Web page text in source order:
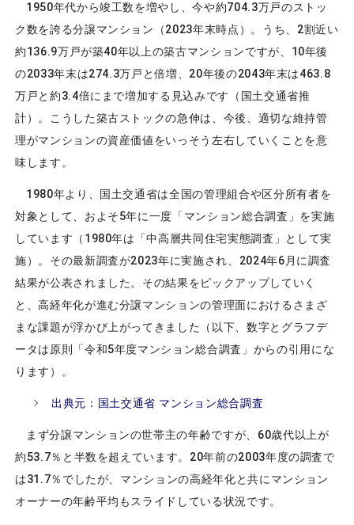
1950年代から竣工数を増やし、今や約704.3万戸のストッ
ク数を誇る分譲マンション（2023年末時点）。うち、2割近い
約136.9万戸が築40年以上の築古マンションですが、10年後
の2033年末は274.3万戸と倍増、20年後の2043年末は463.8
万戸と約3.4倍にまで増加する見込みです（国土交通省推
計）。こうした築古ストックの急伸は、今後、適切な維持管
理がマンションの資産価値をいっそう左右していくことを意
味します。
1980年より、国土交通省は全国の管理組合や区分所有者を
対象として、およそ5年に一度「マンション総合調査」を実施
しています（1980年は「中高層共同住宅実態調査」として実
施）。その最新調査が2023年に実施され、2024年6月に調査
結果が公表されました。その結果をピックアップしていく
と、高経年化が進む分譲マンションの管理面におけるさまざ
まな課題が浮かび上がってきました（以下、数字とグラフデ
ータは原則「令和5年度マンション総合調査」からの引用にな
ります）。
出典元：国土交通省 マンション総合調査
まず分譲マンションの世帯主の年齢ですが、60歳代以上が
約53.7％と半数を超えています。20年前の2003年度の調査で
は31.7％でしたが、マンションの高経年化と共にマンション
オーナーの年齢平均もスライドしている状況です。